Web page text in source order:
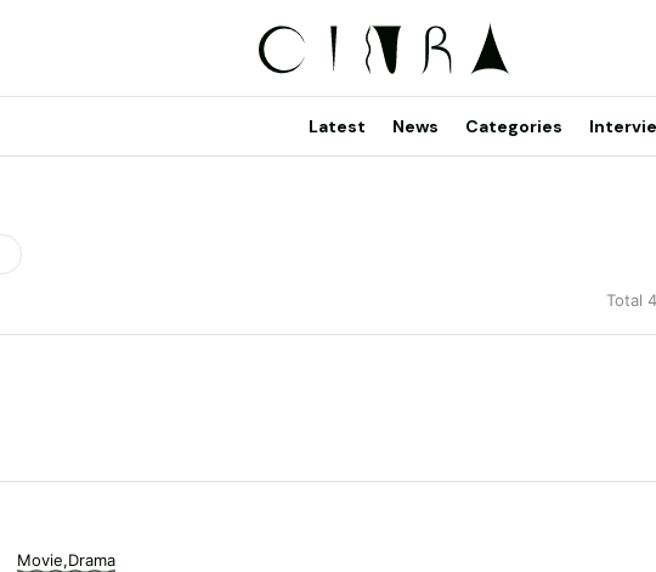
Latest News Categories
Total
Movie,Drama